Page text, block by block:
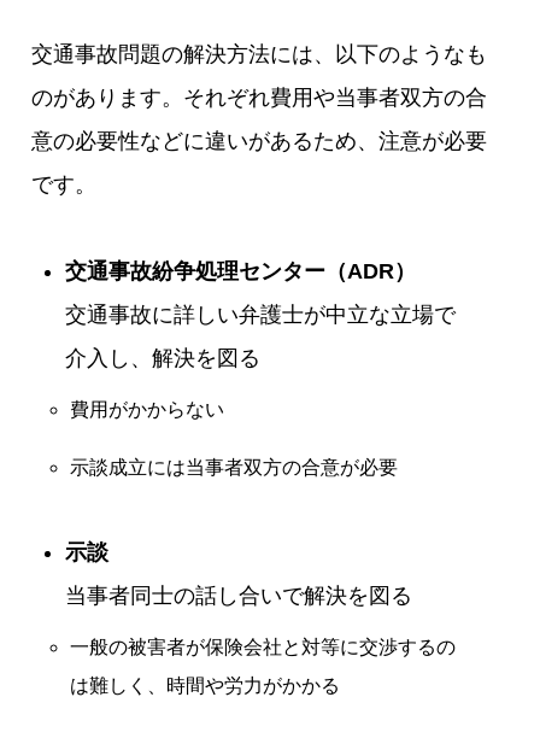
交通事故問題の解決方法には、以下のようなも
のがあります。それぞれ費用や当事者双方の合
意の必要性などに違いがあるため、注意が必要
です。
交通事故紛争処理センター（ADR）
交通事故に詳しい弁護士が中立な立場で
介入し、解決を図る
費用がかからない
示談成立には当事者双方の合意が必要
示談
当事者同士の話し合いで解決を図る
一般の被害者が保険会社と対等に交渉するの
は難しく、時間や労力がかかる